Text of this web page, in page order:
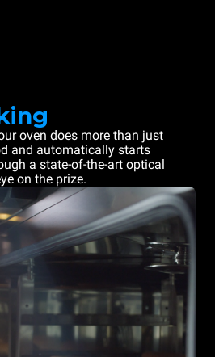
oven does more than just
and automatically starts
a state-of-the-art optical
on the prize.